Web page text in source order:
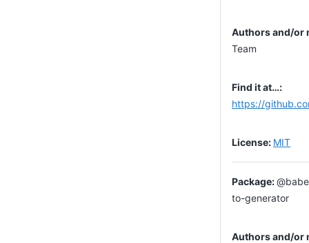
Team
https://
MIT
to-generator